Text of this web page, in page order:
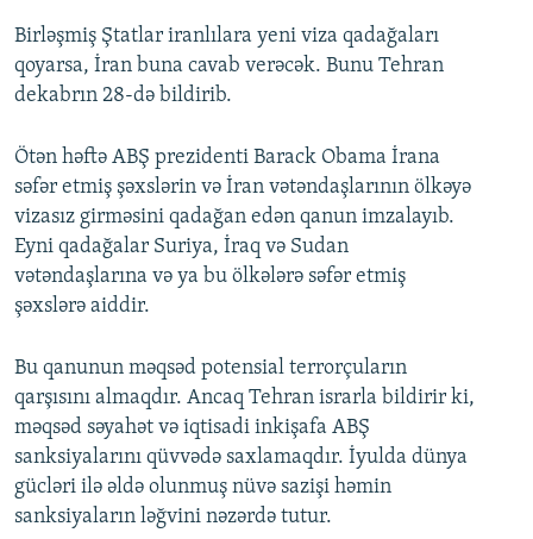
XƏBƏR BÜLLETENLƏRIMIZ
Birləşmiş Ştatlar iranlılara yeni viza qadağaları
qoyarsa, İran buna cavab verəcək. Bunu Tehran
dekabrın 28-də bildirib.
Ötən həftə ABŞ prezidenti Barack Obama İrana
səfər etmiş şəxslərin və İran vətəndaşlarının ölkəyə
vizasız girməsini qadağan edən qanun imzalayıb.
Eyni qadağalar Suriya, İraq və Sudan
vətəndaşlarına və ya bu ölkələrə səfər etmiş
şəxslərə aiddir.
Bu qanunun məqsəd potensial terrorçuların
qarşısını almaqdır. Ancaq Tehran israrla bildirir ki,
məqsəd səyahət və iqtisadi inkişafa ABŞ
sanksiyalarını qüvvədə saxlamaqdır. İyulda dünya
gücləri ilə əldə olunmuş nüvə sazişi həmin
sanksiyaların ləğvini nəzərdə tutur.